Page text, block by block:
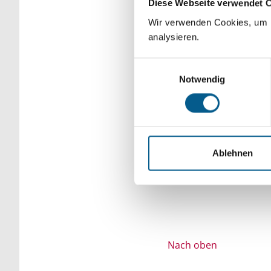
Diese Webseite verwendet
Wir verwenden Cookies,
analysieren.
Notwendig
Ablehnen
Bitte Suchbegriff
verfeinert werden.
Nach oben